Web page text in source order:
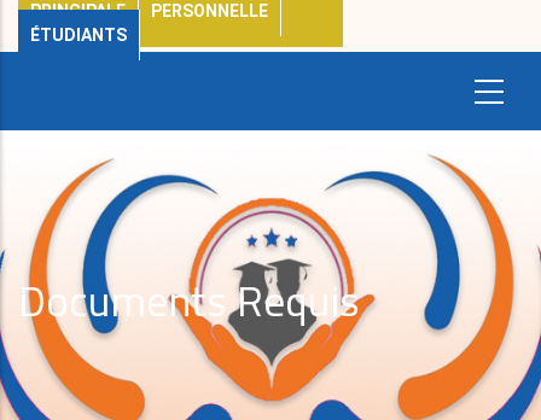
PRINCIPALE
PERSONNELLE
ÉTUDIANTS
Documents Requis